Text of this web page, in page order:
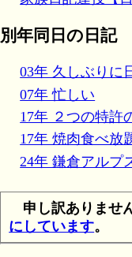
別年同日の日記
03年 久しぶりに
07年 忙しい
17年 ２つの特許
17年 焼肉食べ放
24年 鎌倉アルプ
申し訳ありませ
にしています。